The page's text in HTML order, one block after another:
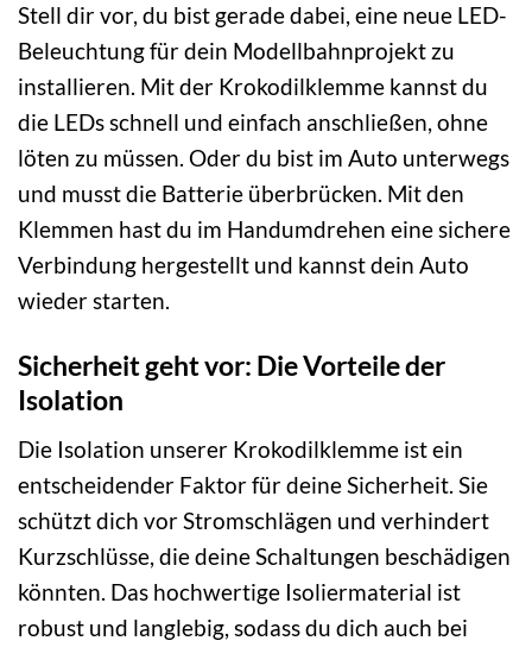
Stell dir vor, du bist gerade dabei, eine neue LED-
Beleuchtung für dein Modellbahnprojekt zu
installieren. Mit der Krokodilklemme kannst du
die LEDs schnell und einfach anschließen, ohne
löten zu müssen. Oder du bist im Auto unterwegs
und musst die Batterie überbrücken. Mit den
Klemmen hast du im Handumdrehen eine sichere
Verbindung hergestellt und kannst dein Auto
wieder starten.
Sicherheit geht vor: Die Vorteile der
Isolation
Die Isolation unserer Krokodilklemme ist ein
entscheidender Faktor für deine Sicherheit. Sie
schützt dich vor Stromschlägen und verhindert
Kurzschlüsse, die deine Schaltungen beschädigen
könnten. Das hochwertige Isoliermaterial ist
robust und langlebig, sodass du dich auch bei